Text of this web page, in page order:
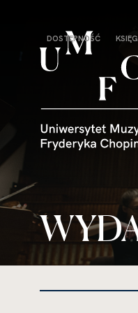
Strona
główna
DOSTĘPNOŚĆ